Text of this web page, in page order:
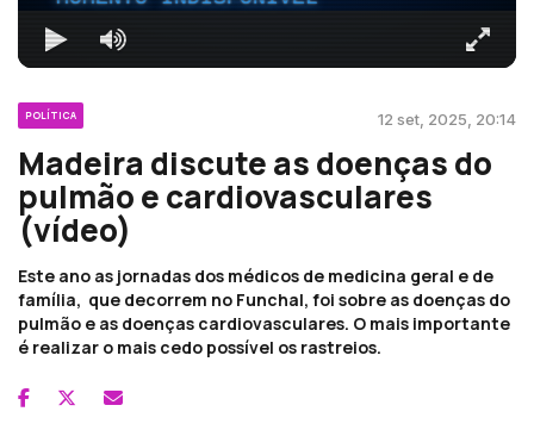
POLÍTICA 12 set, 2025, 20:14
Madeira discute as doenças do
pulmão e cardiovasculares
(vídeo)
Este ano as jornadas dos médicos de medicina geral e de
família, que decorrem no Funchal, foi sobre as doenças do
pulmão e as doenças cardiovasculares. O mais importante
é realizar o mais cedo possível os rastreios.